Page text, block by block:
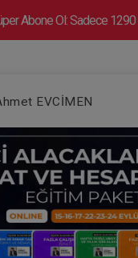
Abone Ol: Sadece 1290
EVCİMEN